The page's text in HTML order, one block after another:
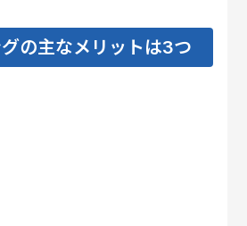
の主なメリットは3つ